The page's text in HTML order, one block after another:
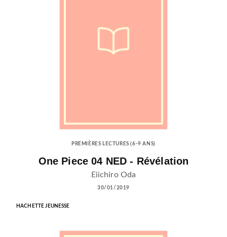
PREMIÈRES LECTURES (6-9 ANS)
One Piece 04 NED - Révélation
Eiichiro Oda
30/01/2019
HACHETTE JEUNESSE